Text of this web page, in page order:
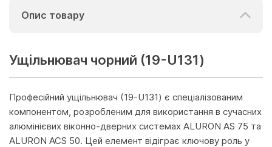
Опис товару
Ущільнювач чорний (19-U131)
Професійний ущільнювач (19-U131) є спеціалізованим
компонентом, розробленим для використання в сучасних
алюмінієвих віконно-дверних системах ALURON AS 75 та
ALURON ACS 50. Цей елемент відіграє ключову роль у